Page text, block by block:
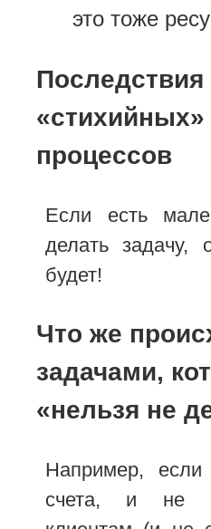
это тоже
Последствия
«стихийных»
процессов
Если есть
делать задачу,
будет!
Что же
задачами,
«нельзя не
Например, если
счета, и не